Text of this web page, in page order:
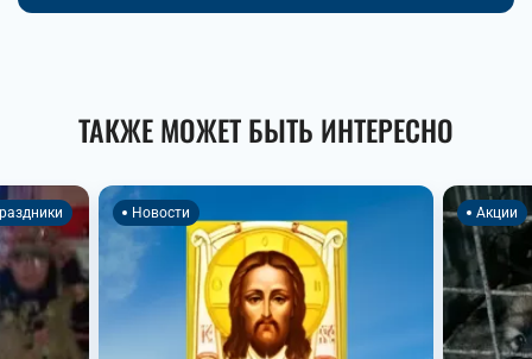
ТАКЖЕ МОЖЕТ БЫТЬ ИНТЕРЕСНО
Новости Акции